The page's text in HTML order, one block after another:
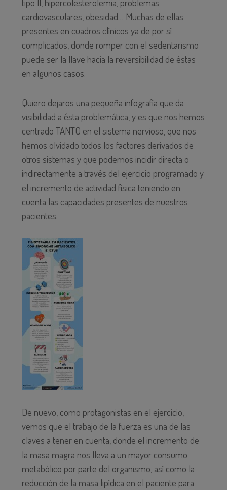
cardiovasculares, obesidad… Muchas de ellas
presentes en cuadros clínicos ya de por sí
complicados, donde romper con el sedentarismo
puede ser la llave hacia la reversibilidad de éstas
en algunos casos.
Quiero dejaros una pequeña infografía que da
visibilidad a ésta problemática, y es que nos hemos
centrado TANTO en el sistema nervioso, que nos
hemos olvidado todos los factores derivados de
otros sistemas y que podemos incidir directa o
indirectamente a través del ejercicio programado y
el incremento de actividad física teniendo en
cuenta las capacidades presentes de nuestros
pacientes.
De nuevo, como protagonistas en el ejercicio,
vemos que el trabajo de la fuerza es una de las
claves a tener en cuenta, donde el incremento de
la masa magra nos lleva a un mayor consumo
metabólico por parte del organismo, así como la
reducción de la masa lipídica en el paciente para